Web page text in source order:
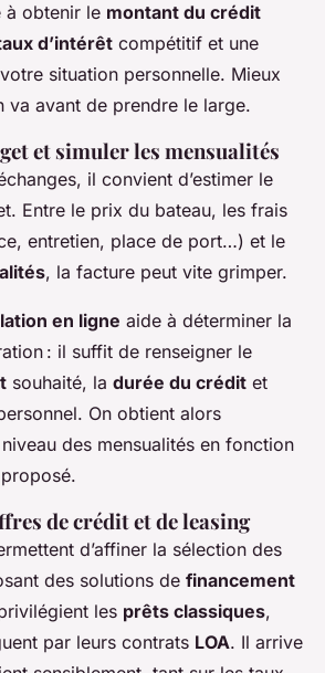
à obtenir le montant du crédit
d’intérêt compétitif et une
situation personnelle. Mieux
va avant de prendre le large.
et simuler les mensualités
il convient d’estimer le
Entre le prix du bateau, les frais
entretien, place de port…) et le
, la facture peut vite grimper.
en ligne aide à déterminer la
: il suffit de renseigner le
souhaité, la durée du crédit et
On obtient alors
des mensualités en fonction
proposé.
de crédit et de leasing
d’affiner la sélection des
des solutions de financement
les prêts classiques,
par leurs contrats LOA. Il arrive